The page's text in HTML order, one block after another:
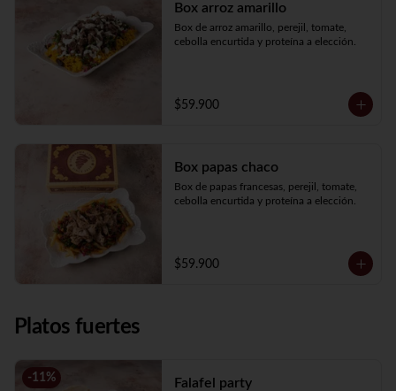
Box arroz amarillo
Box de arroz amarillo, perejil, tomate,
cebolla encurtida y proteína a elección.
$59.900
Box papas chaco
Box de papas francesas, perejil, tomate,
cebolla encurtida y proteína a elección.
$59.900
Platos fuertes
-11% Falafel party